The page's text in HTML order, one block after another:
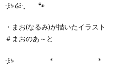
·̩͙꒰ঌ ໒꒱·̩͙ 🐾
・まお(なるみ)が描いたイラスト
＃まおのあ～と
·̩͙꒰ঌ ＊ ＊